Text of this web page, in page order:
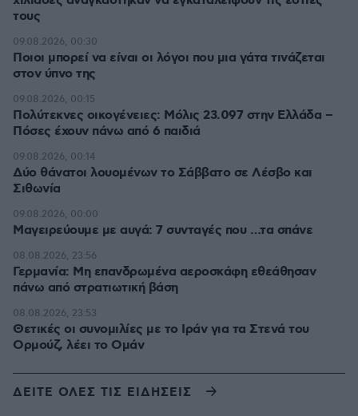
τους
Ποιοι μπορεί να είναι οι λόγοι που μια γάτα τινάζεται
στον ύπνο της
09.08.2026, 00:30
Πολύτεκνες οικογένειες: Μόλις 23.097 στην Ελλάδα –
Πόσες έχουν πάνω από 6 παιδιά
09.08.2026, 00:15
Δύο θάνατοι λουομένων το Σάββατο σε Λέσβο και
Σιθωνία
09.08.2026, 00:14
Μαγειρεύουμε με αυγά: 7 συνταγές που …τα σπάνε
09.08.2026, 00:00
Γερμανία: Μη επανδρωμένα αεροσκάφη εθεάθησαν
πάνω από στρατιωτική βάση
08.08.2026, 23:56
Θετικές οι συνομιλίες με το Ιράν για τα Στενά του
Ορμούζ, λέει το Ομάν
08.08.2026, 23:53
ΔΕΙΤΕ ΟΛΕΣ ΤΙΣ ΕΙΔΗΣΕΙΣ